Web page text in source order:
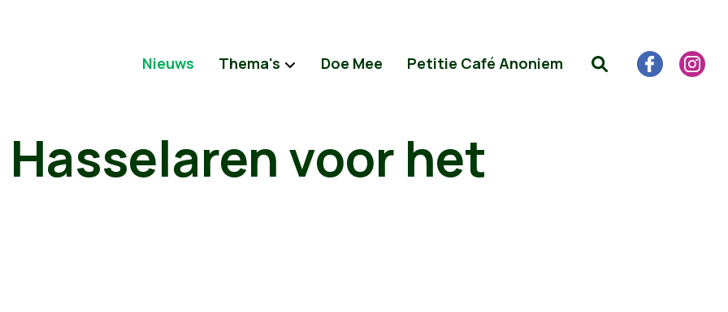
Nieuws Thema's Doe Mee Petitie Café Anoniem
voor het